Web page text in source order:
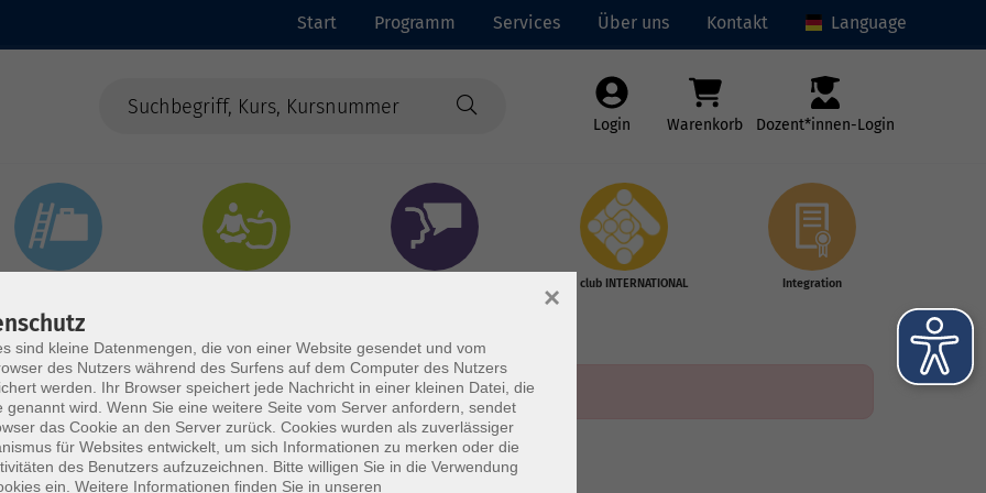
Start Programm Services Über uns Kontakt Language
Login Warenkorb Dozent*innen-Login
vhs club INTERNATIONAL Integration
sind kleine Datenmengen, die von einer Website gesendet und vom
des Nutzers während des Surfens auf dem Computer des Nutzers
werden. Ihr Browser speichert jede Nachricht in einer kleinen Datei, die
genannt wird. Wenn Sie eine weitere Seite vom Server anfordern, sendet
das Cookie an den Server zurück. Cookies wurden als zuverlässiger
für Websites entwickelt, um sich Informationen zu merken oder die
des Benutzers aufzuzeichnen. Bitte willigen Sie in die Verwendung
ein. Weitere Informationen finden Sie in unseren
×